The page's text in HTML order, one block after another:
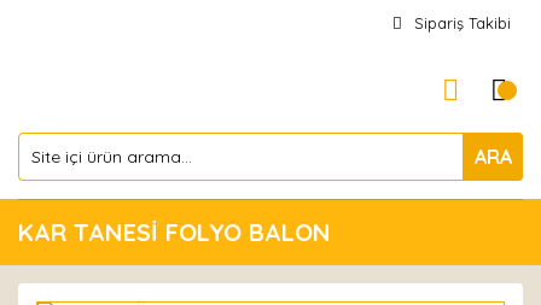
Sipariş Takibi
ARA
KAR TANESİ FOLYO BALON